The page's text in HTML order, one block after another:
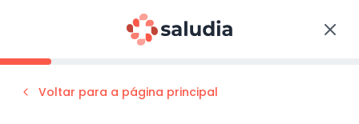
Voltar para a página principal